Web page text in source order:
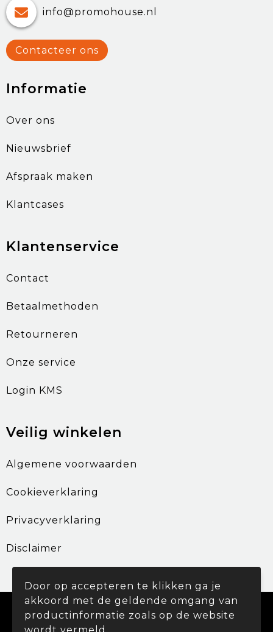
info@promohouse.nl
Contacteer ons
Informatie
Over ons
Nieuwsbrief
Afspraak maken
Klantcases
Klantenservice
Contact
Betaalmethoden
Retourneren
Onze service
Login KMS
Veilig winkelen
Algemene voorwaarden
Cookieverklaring
Privacyverklaring
Disclaimer
© Copyright Promohouse 2024
Door op accepteren te klikken ga je
akkoord met de geldende omgang van
productinformatie zoals op de website